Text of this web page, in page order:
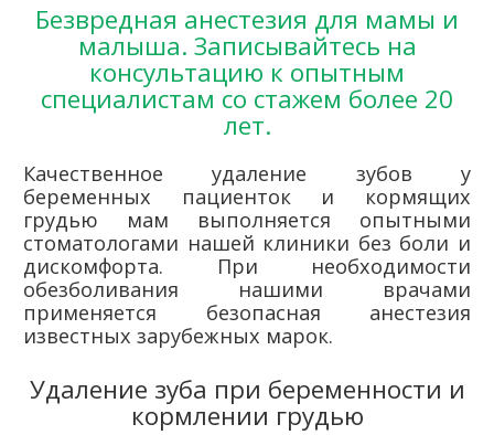
Безвредная анестезия для мамы и
малыша. Записывайтесь на
консультацию к опытным
специалистам со стажем более 20
лет.
Качественное удаление зубов у
беременных пациенток и кормящих
грудью мам выполняется опытными
стоматологами нашей клиники без боли и
дискомфорта. При необходимости
обезболивания нашими врачами
применяется безопасная анестезия
известных зарубежных марок.
Удаление зуба при беременности и
кормлении грудью